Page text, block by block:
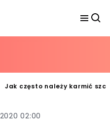
Jak często należy karmić
02:00